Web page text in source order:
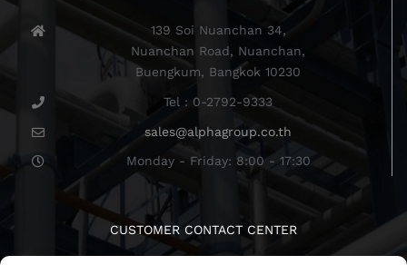
139 Soi Nuanchan 34,
Nuanchan Road, Nuanchan,
Buengkum, Bangkok 10230
Tel : 0-2792-9333
sales@alphagroup.co.th
Monday - Friday: 8:00 - 17:30
CUSTOMER CONTACT CENTER